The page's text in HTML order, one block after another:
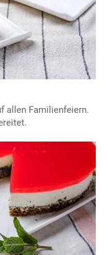
allen Familienfeiern.